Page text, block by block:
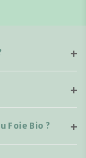
Foie Bio ?